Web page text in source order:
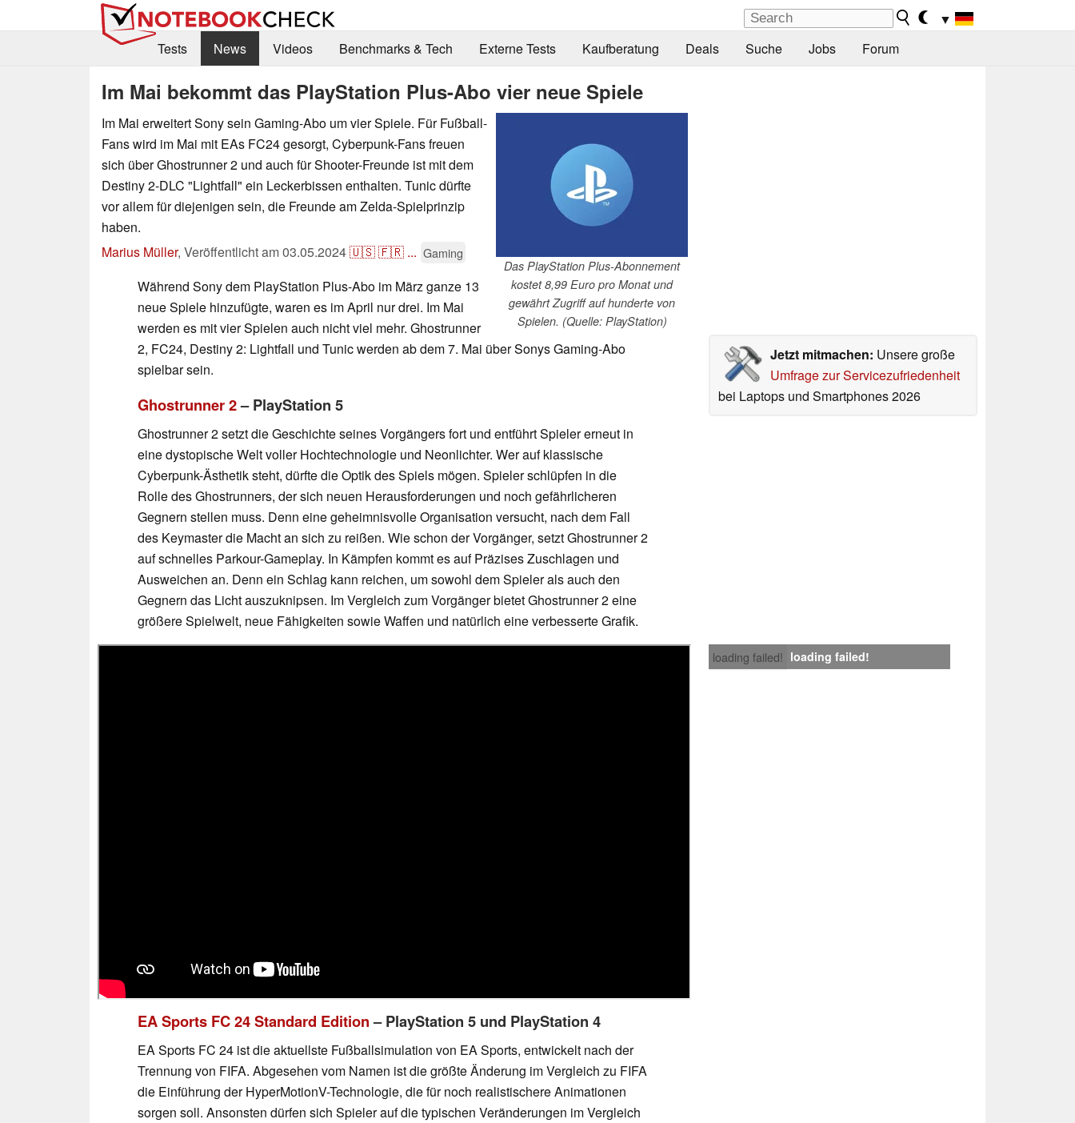
▼
Tests
News Videos Benchmarks & Tech Externe Tests Kaufberatung Deals Suche Jobs Forum
Im Mai bekommt das PlayStation Plus-Abo vier neue Spiele
Das PlayStation Plus-Abonnement
kostet 8,99 Euro pro Monat und
gewährt Zugriff auf hunderte von
Spielen. (Quelle: PlayStation)
Im Mai erweitert Sony sein Gaming-Abo um vier Spiele. Für Fußball-
Fans wird im Mai mit EAs FC24 gesorgt, Cyberpunk-Fans freuen
sich über Ghostrunner 2 und auch für Shooter-Freunde ist mit dem
Destiny 2-DLC "Lightfall" ein Leckerbissen enthalten. Tunic dürfte
vor allem für diejenigen sein, die Freunde am Zelda-Spielprinzip
haben.
Marius Müller, Veröffentlicht am03.05.2024🇺🇸🇫🇷 ... Gaming
Jetzt mitmachen: Unsere große
Umfrage zur Servicezufriedenheit
bei Laptops und Smartphones 2026
Während Sony dem PlayStation Plus-Abo im März ganze 13
neue Spiele hinzufügte, waren es im April nur drei. Im Mai
werden es mit vier Spielen auch nicht viel mehr. Ghostrunner
2, FC24, Destiny 2: Lightfall und Tunic werden ab dem 7. Mai über Sonys Gaming-Abo
spielbar sein.
Ghostrunner 2– PlayStation 5
Ghostrunner 2 setzt die Geschichte seines Vorgängers fort und entführt Spieler erneut in
eine dystopische Welt voller Hochtechnologie und Neonlichter. Wer auf klassische
Cyberpunk-Ästhetik steht, dürfte die Optik des Spiels mögen. Spieler schlüpfen in die
Rolle des Ghostrunners, der sich neuen Herausforderungen und noch gefährlicheren
Gegnern stellen muss. Denn eine geheimnisvolle Organisation versucht, nach dem Fall
des Keymaster die Macht an sich zu reißen. Wie schon der Vorgänger, setzt Ghostrunner 2
auf schnelles Parkour-Gameplay. In Kämpfen kommt es auf Präzises Zuschlagen und
Ausweichen an. Denn ein Schlag kann reichen, um sowohl dem Spieler als auch den
Gegnern das Licht auszuknipsen. Im Vergleich zum Vorgänger bietet Ghostrunner 2 eine
größere Spielwelt, neue Fähigkeiten sowie Waffen und natürlich eine verbesserte Grafik.
loading failed! loading failed!
EA Sports FC 24 Standard Edition– PlayStation 5 und PlayStation 4
EA Sports FC 24 ist die aktuellste Fußballsimulation von EA Sports, entwickelt nach der
Trennung von FIFA. Abgesehen vom Namen ist die größte Änderung im Vergleich zu FIFA
die Einführung der HyperMotionV-Technologie, die für noch realistischere Animationen
sorgen soll. Ansonsten dürfen sich Spieler auf die typischen Veränderungen im Vergleich